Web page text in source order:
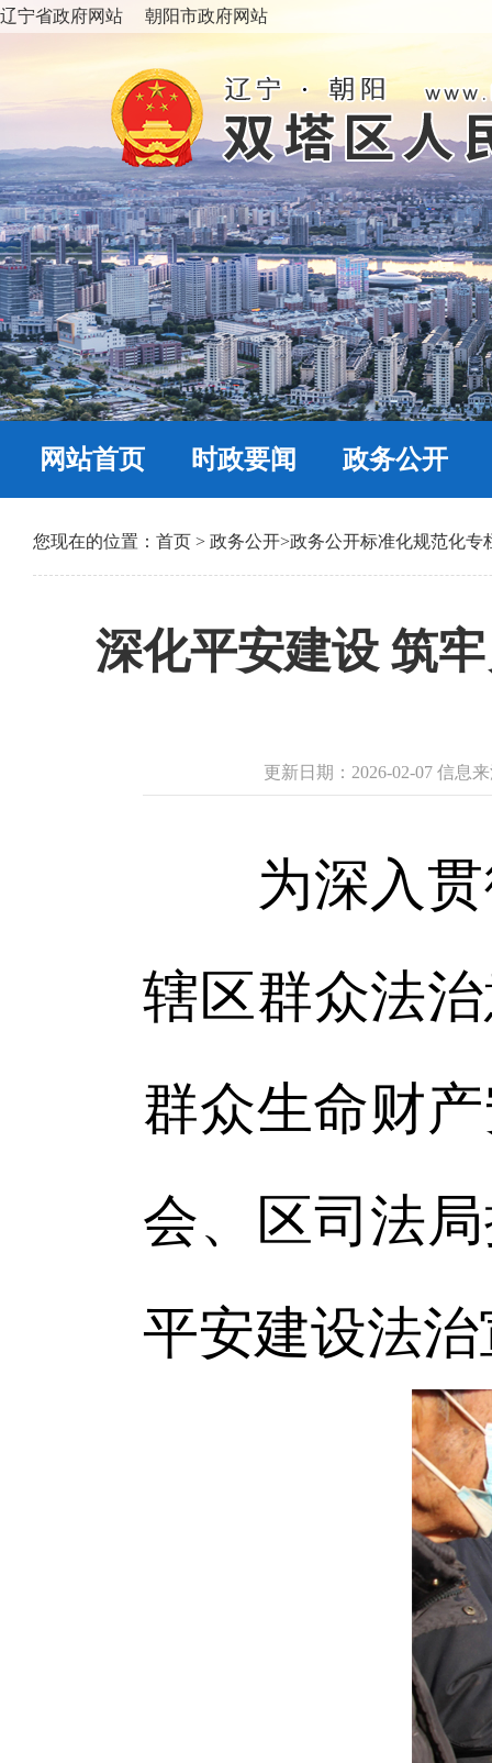
辽宁省政府网站 朝阳市政府网站
网站首页 时政要闻 政务公开
您现在的位置： 首页 > 政务公开>政务公开标准化规范化专
深化平安建设 筑
更新日期：2026-02-07 信息
为深入贯
辖区群众法
群众生命财
会、区司法
平安建设法